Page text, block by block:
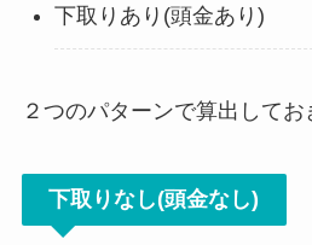
下取りあり(頭金あり)
２つのパターンで算出してお
下取りなし(頭金なし)